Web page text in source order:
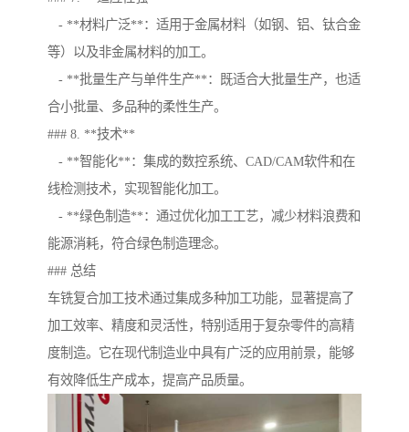
- **材料广泛**：适用于金属材料（如钢、铝、钛合金
等）以及非金属材料的加工。
- **批量生产与单件生产**：既适合大批量生产，也适
合小批量、多品种的柔性生产。
### 8. **技术**
- **智能化**：集成的数控系统、CAD/CAM软件和在
线检测技术，实现智能化加工。
- **绿色制造**：通过优化加工工艺，减少材料浪费和
能源消耗，符合绿色制造理念。
### 总结
车铣复合加工技术通过集成多种加工功能，显著提高了
加工效率、精度和灵活性，特别适用于复杂零件的高精
度制造。它在现代制造业中具有广泛的应用前景，能够
有效降低生产成本，提高产品质量。